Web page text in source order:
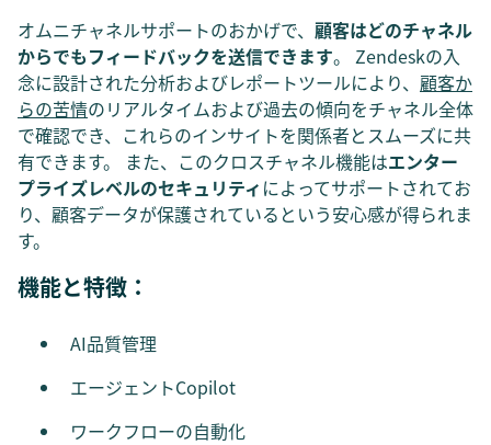
オムニチャネルサポートのおかげで、 顧客はどのチャネル
からでもフィードバックを送信できます。 Zendeskの入
念に設計された分析およびレポートツールにより、 顧客か
らの苦情のリアルタイムおよび過去の傾向をチャネル全体
で確認でき、これらのインサイトを関係者とスムーズに共
有できます。 また、このクロスチャネル機能はエンター
プライズレベルのセキュリティ によってサポートされてお
り、顧客データが保護されているという安心感が得られま
す。
機能と特徴：
AI品質管理
エージェントCopilot
ワークフローの自動化